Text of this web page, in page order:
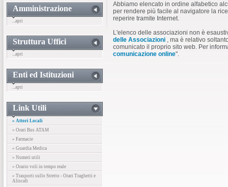
Amministrazione
...apri
Struttura Uffici
...apri
Enti ed Istituzioni
...apri
Link Utili
» Attori Locali
» Orari Bus ATAM
» Farmacie
» Guardia Medica
» Numeri utili
» Orario voli in tempo reale
» Trasporti sullo Stretto - Orari Traghetti e
Aliscafi
Abbiamo elencato in ordine alfabetico
per rendere più facile al navigatore la
reperire tramite Internet.
L'elenco delle associazioni non è
delle Associazioni , ma è relativo
comunicato il proprio sito web. Per
comunicazione online".